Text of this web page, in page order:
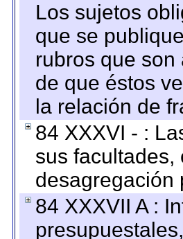
Los sujetos
que se
rubros que
de que éstos
la relación de
84 XXXVI - :
sus facultades,
desagregación
84 XXXVII A :